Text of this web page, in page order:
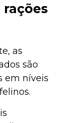
rações
as
são
em níveis